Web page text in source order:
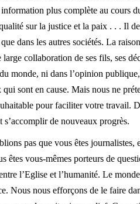
plus complète au cours
sur la justice et la paix . . . Il
dans les autres sociétés. La
large collaboration de ses fils, ses
monde, ni dans l’opinion
sont en cause. Mais nous ne
pour faciliter votre travail.
de nouveaux progrès.
pas que vous êtes
êtes vous-mêmes porteurs de
l’Eglise et l’humanité. Le
Nous nous efforçons de le faire